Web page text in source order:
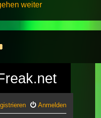
weiter
Anmelden